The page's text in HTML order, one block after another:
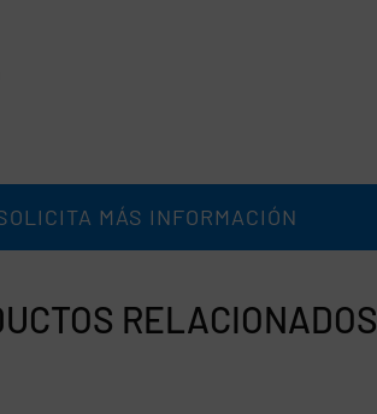
MÁS INFORMACIÓN
RELACIONADOS